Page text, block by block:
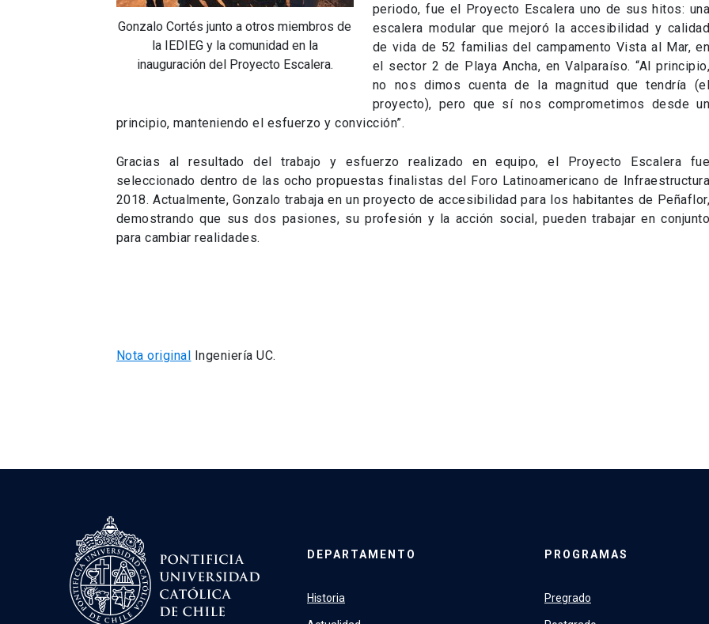
Gonzalo Cortés junto a otros miembros de
la IEDIEG y la comunidad en la
inauguración del Proyecto Escalera.
periodo, fue el Proyecto Escalera uno de sus hitos: una
escalera modular que mejoró la accesibilidad y calidad
de vida de 52 familias del campamento Vista al Mar, en
el sector 2 de Playa Ancha, en Valparaíso. “Al principio,
no nos dimos cuenta de la magnitud que tendría (el
proyecto), pero que sí nos comprometimos desde un
principio, manteniendo el esfuerzo y convicción”.
Gracias al resultado del trabajo y esfuerzo realizado en equipo, el Proyecto Escalera fue
seleccionado dentro de las ocho propuestas finalistas del Foro Latinoamericano de Infraestructura
2018. Actualmente, Gonzalo trabaja en un proyecto de accesibilidad para los habitantes de Peñaflor,
demostrando que sus dos pasiones, su profesión y la acción social, pueden trabajar en conjunto
para cambiar realidades.
Nota original Ingeniería UC.
DEPARTAMENTO
Historia
PROGRAMAS
Pregrado